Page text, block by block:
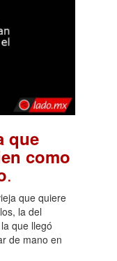
que
como
.
que quiere
la del
que llegó
de mano en